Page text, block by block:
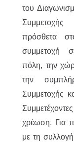
του
Συμμετοχής
πρόσθετα
συμμετοχή
πόλη, την
την
Συμμετοχής
χρέωση. Για
με τη